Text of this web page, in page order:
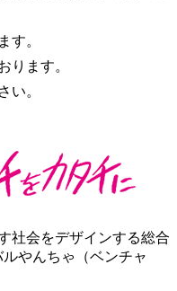
す。
ります。
い。
社会をデザインする総合
やんちゃ（ベンチャ